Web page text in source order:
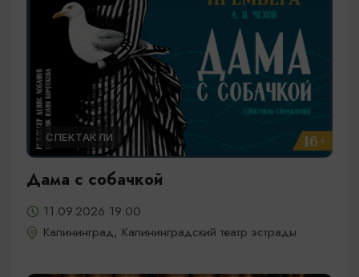
СПЕКТАКЛИ
Дама с собачкой
11.09.2026 19:00
Калининград, Калининградский театр эстрады